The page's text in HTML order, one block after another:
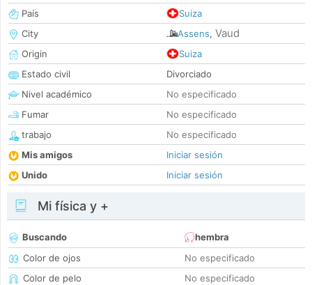
País
Suiza
City
Assens, Vaud
Origin
Suiza
Estado civil
Divorciado
Nivel académico
No especificado
Fumar
No especificado
trabajo
No especificado
Mis amigos
Iniciar sesión
Unido
Iniciar sesión
Mi física y +
Buscando
hembra
Color de ojos
No especificado
Color de pelo
No especificado